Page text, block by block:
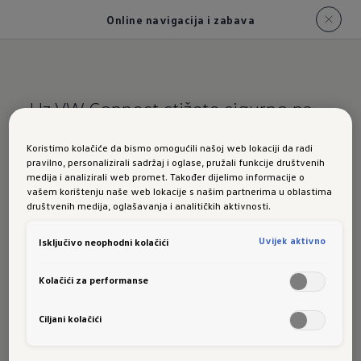
Online navigacija i zabava
Uz VW Connect stižete sigurno na
Online navigacija
i zabava u novom
modelu T-Roc
Koristimo kolačiće da bismo omogućili našoj web lokaciji da radi
pravilno, personalizirali sadržaj i oglase, pružali funkcije društvenih
medija i analizirali web promet. Također dijelimo informacije o
vašem korištenju naše web lokacije s našim partnerima u oblastima
društvenih medija, oglašavanja i analitičkih aktivnosti.
Isključivo neophodni kolačići Uvijek aktivno
Kolačići za performanse
Ciljani kolačići